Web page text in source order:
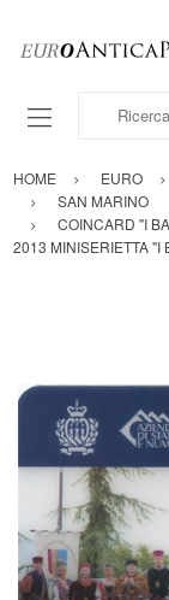
Ricerca
HOME EURO
SAN MARINO
COINCARD "I
2013 MINISERIETTA "I